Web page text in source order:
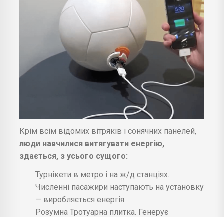
Крім всім відомих вітряків і сонячних панелей,
люди навчилися витягувати енергію,
здається, з усього сущого:
Турнікети в метро і на ж/д станціях.
Численні пасажири наступають на установку
— виробляється енергія.
Розумна Тротуарна плитка. Генерує